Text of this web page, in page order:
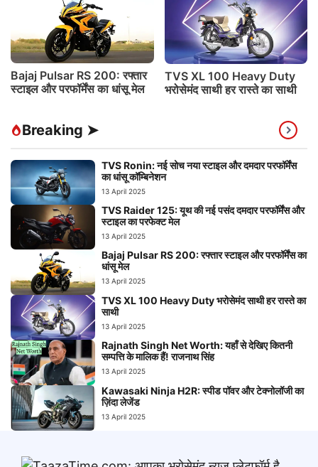
Bajaj Pulsar RS 200: रफ्तार
स्टाइल और परफॉर्मेंस का धांसू मेल
TVS XL 100 Heavy Duty
भरोसेमंद साथी हर रास्ते का साथी
Breaking ➤
TVS Ronin: नई सोच नया स्टाइल और दमदार परफॉर्मेंस
का धांसू कॉम्बिनेशन
13 April 2025
TVS Raider 125: यूथ की नई पसंद दमदार परफॉर्मेंस और
स्टाइल का परफेक्ट मेल
13 April 2025
Bajaj Pulsar RS 200: रफ्तार स्टाइल और परफॉर्मेंस का
धांसू मेल
13 April 2025
TVS XL 100 Heavy Duty भरोसेमंद साथी हर रास्ते का
साथी
13 April 2025
Rajnath Singh Net Worth: यहाँ से देखिए कितनी
सम्पत्ति के मालिक हैं! राजनाथ सिंह
13 April 2025
Kawasaki Ninja H2R: स्पीड पॉवर और टेक्नोलॉजी का
ज़िंदा लेजेंड
13 April 2025